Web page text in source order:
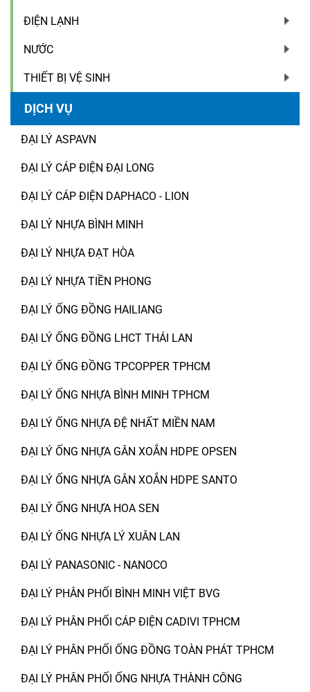
ĐIỆN LẠNH
NƯỚC
THIẾT BỊ VỆ SINH
DỊCH VỤ
ĐẠI LÝ ASPAVN
ĐẠI LÝ CÁP ĐIỆN ĐẠI LONG
ĐẠI LÝ CÁP ĐIỆN DAPHACO - LION
ĐẠI LÝ NHỰA BÌNH MINH
ĐẠI LÝ NHỰA ĐẠT HÒA
ĐẠI LÝ NHỰA TIỀN PHONG
ĐẠI LÝ ỐNG ĐỒNG HAILIANG
ĐẠI LÝ ỐNG ĐỒNG LHCT THÁI LAN
ĐẠI LÝ ỐNG ĐỒNG TPCOPPER TPHCM
ĐẠI LÝ ỐNG NHỰA BÌNH MINH TPHCM
ĐẠI LÝ ỐNG NHỰA ĐỆ NHẤT MIỀN NAM
ĐẠI LÝ ỐNG NHỰA GÂN XOẮN HDPE OPSEN
ĐẠI LÝ ỐNG NHỰA GÂN XOẮN HDPE SANTO
ĐẠI LÝ ỐNG NHỰA HOA SEN
ĐẠI LÝ ỐNG NHỰA LÝ XUÂN LAN
ĐẠI LÝ PANASONIC - NANOCO
ĐẠI LÝ PHÂN PHỐI BÌNH MINH VIỆT BVG
ĐẠI LÝ PHÂN PHỐI CÁP ĐIỆN CADIVI TPHCM
ĐẠI LÝ PHÂN PHỐI ỐNG ĐỒNG TOÀN PHÁT TPHCM
ĐẠI LÝ PHÂN PHỐI ỐNG NHỰA THÀNH CÔNG